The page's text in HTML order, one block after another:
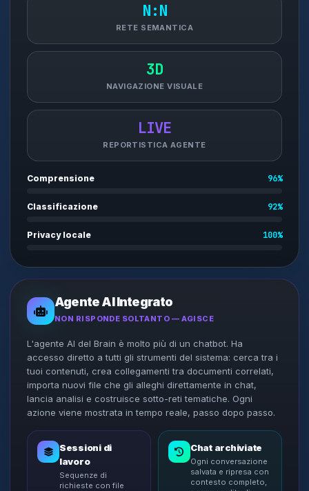
N:N
RETE SEMANTICA
3D
NAVIGAZIONE VISUALE
LIVE
REPORTISTICA AGENTE
Comprensione 96%
Classificazione 92%
Privacy locale 100%
Agente AI Integrato
NON RISPONDE SOLTANTO — AGISCE
L'agente AI del Brain è molto più di un chatbot. Ha
accesso diretto a tutti gli strumenti del sistema: cerca tra i
tuoi contenuti, crea collegamenti tra documenti correlati,
importa nuovi file che gli alleghi direttamente in chat,
lancia analisi e costruisce sotto-reti tematiche. Ogni
azione viene mostrata in tempo reale, passo dopo passo.
Sessioni di
lavoro
Sequenze di
richieste con file
Chat archiviate
Ogni conversazione
salvata e ripresa con
contesto completo,